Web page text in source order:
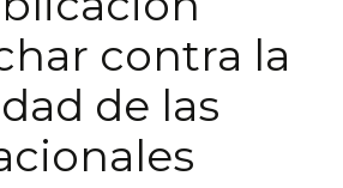
contra la
de las